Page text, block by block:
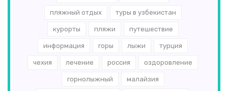
пляжный отдых туры в узбекистан
курорты пляжи путешествие
информация горы лыжи турция
чехия лечение россия оздоровление
горнолыжный малайзия